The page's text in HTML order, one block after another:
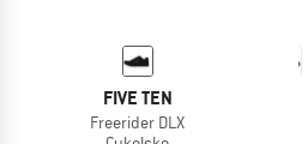
FIVE TEN
Freerider DLX